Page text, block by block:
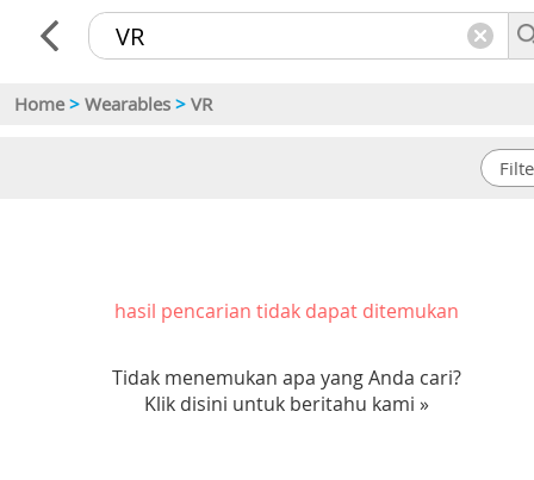
Home > Wearables > VR
hasil pencarian tidak dapat ditemukan
Tidak menemukan apa yang Anda cari?
Klik disini untuk beritahu kami »